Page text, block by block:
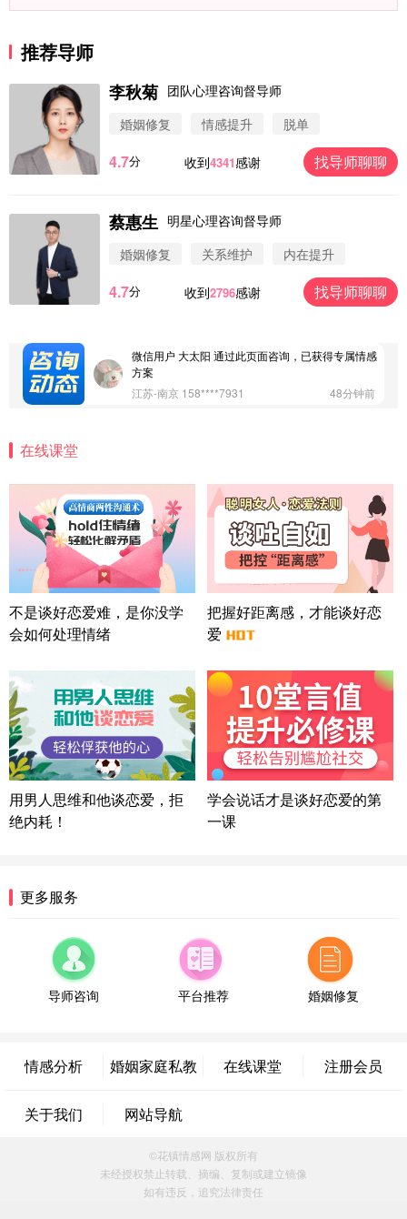
推荐导师
李秋菊 团队心理咨询督导师
婚姻修复
情感提升 脱单
4.7分 收到4341感谢 找导师聊聊
蔡惠生 明星心理咨询督导师
婚姻修复
关系维护 内在提升
4.7分 收到2796感谢 找导师聊聊
微信用户 圆圈 通过此页面咨询，已获得专属情感方
案
微信用户 Vnno 通过此页面咨询，已获得专属情感方
微信用户 大太阳 通过此页面咨询，已获得专属情感
方案
江苏-南京 158****7931
48分钟前
情感方案
北京-朝阳 151****3189
22分钟前
微信用户 巧?媚儿 通过此页面咨询，已获得专属情感
方案
上海-浦东 177****9074
56分钟前
微信用户 Liberty 通过此页面咨询，已获得专属情感
方案
广东-广州 188****5632
湖北-武汉 135****7410
41分钟前
微信用户 困困魚? 通过此页面咨询，已获得专属情感
方案
陕西-西安 139****6283
3分钟前
情感方案
浙江-宁波 150****8921
福建-厦门 159****4462
53分钟前
微信用户 凌乱小羊 通过此页面咨询，已获得专属情
辽宁-大连 176****2843
39分钟前
属情感方案
微信用户 墨笙 通过此页面咨询，已获得专属情感方
案
江苏-苏州 188****5187
在线课堂
不是谈好恋爱难，是你没学
会如何处理情绪
把握好距离感，才能谈好恋
爱
用男人思维和他谈恋爱，拒
绝内耗！
学会说话才是谈好恋爱的第
一课
更多服务
导师咨询 平台推荐 婚姻修复
情感分析 婚姻家庭私教 在线课堂 注册会员
关于我们 网站导航
©花镇情感网 版权所有
未经授权禁止转载、摘编、复制或建立镜像
如有违反，追究法律责任